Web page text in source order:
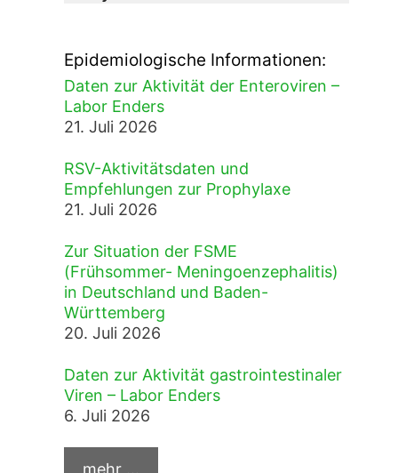
Epidemiologische Informationen:
Daten zur Aktivität der Enteroviren –
Labor Enders
21. Juli 2026
RSV-Aktivitätsdaten und
Empfehlungen zur Prophylaxe
21. Juli 2026
Zur Situation der FSME
(Frühsommer- Meningoenzephalitis)
in Deutschland und Baden-
Württemberg
20. Juli 2026
Daten zur Aktivität gastrointestinaler
Viren – Labor Enders
6. Juli 2026